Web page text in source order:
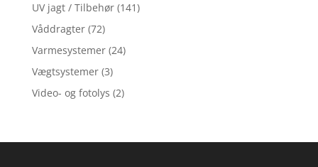
UV jagt / Tilbehør (141)
Våddragter (72)
Varmesystemer (24)
Vægtsystemer (3)
Video- og fotolys (2)